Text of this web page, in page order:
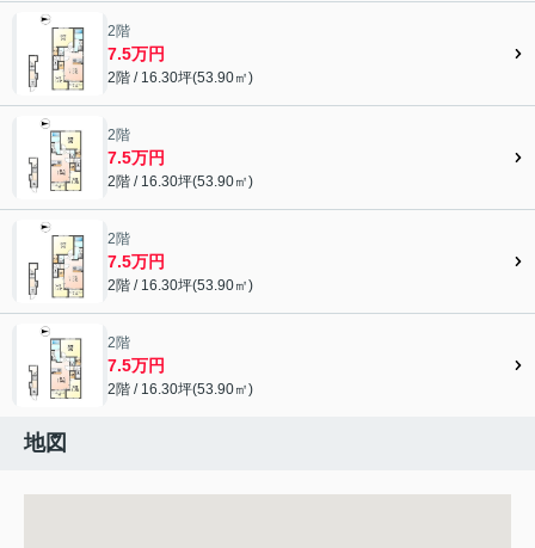
2階
7.5万円
2階 / 16.30坪(53.90㎡)
2階
7.5万円
2階 / 16.30坪(53.90㎡)
2階
7.5万円
2階 / 16.30坪(53.90㎡)
2階
7.5万円
2階 / 16.30坪(53.90㎡)
地図